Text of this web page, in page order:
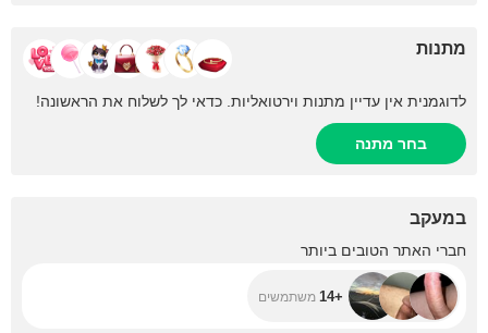
מתנות
לדוגמנית אין עדיין מתנות וירטואליות. כדאי לך לשלוח את הראשונה!
בחר מתנה
במעקב
חברי האתר הטובים ביותר
+14
+14 משתמשים